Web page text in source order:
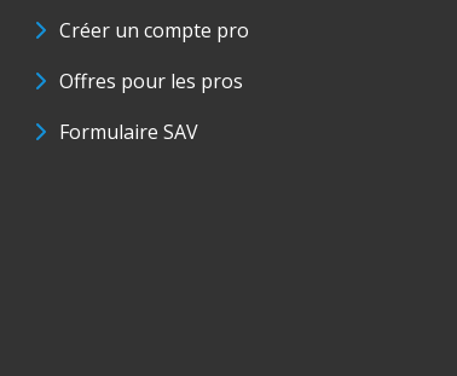
Créer un compte pro
Offres pour les pros
Formulaire SAV